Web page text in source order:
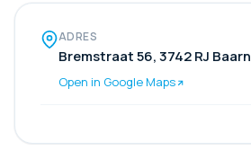
ADRES
Bremstraat 56, 3742 RJ Baarn
Open in Google Maps